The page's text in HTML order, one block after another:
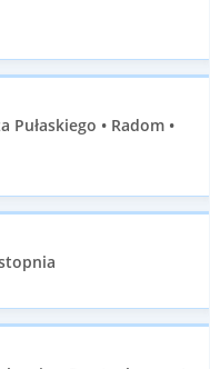
• Radom •